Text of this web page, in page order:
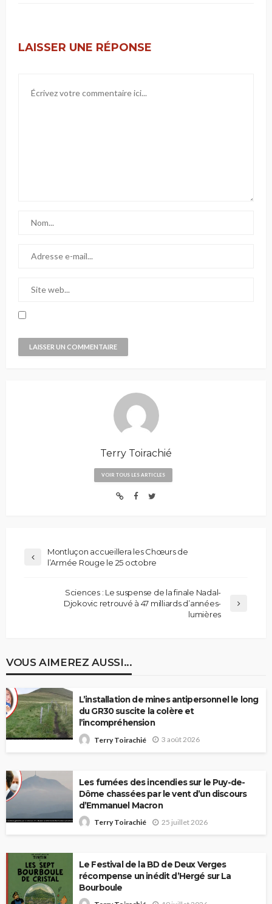
LAISSER UNE RÉPONSE
Terry Toirachié
VOIR TOUS LES ARTICLES
Montluçon accueillera les Chœurs de
l’Armée Rouge le 25 octobre
Sciences : Le suspense de la finale Nadal-
Djokovic retrouvé à 47 milliards d’années-
lumières
VOUS AIMEREZ AUSSI...
L’installation de mines antipersonnel le long
du GR30 suscite la colère et
l’incompréhension
Terry Toirachié 3 août 2026
Les fumées des incendies sur le Puy-de-
Dôme chassées par le vent d’un discours
d’Emmanuel Macron
Terry Toirachié 25 juillet 2026
Le Festival de la BD de Deux Verges
récompense un inédit d’Hergé sur La
Bourboule